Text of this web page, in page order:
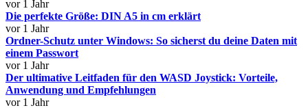
vor 1 Jahr
Die perfekte Größe: DIN A5 in cm erklärt
vor 1 Jahr
Ordner-Schutz unter Windows: So sicherst du deine Daten mit
einem Passwort
vor 1 Jahr
Der ultimative Leitfaden für den WASD Joystick: Vorteile,
Anwendung und Empfehlungen
vor 1 Jahr